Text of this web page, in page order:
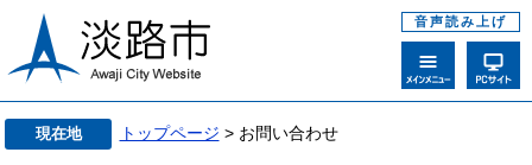
音声読み上げ
現在地 トップページ > お問い合わせ